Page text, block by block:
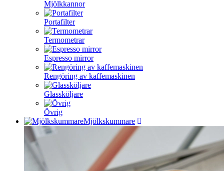
Mjölkkannor
Portafilter
Termometrar
Espresso mirror
Rengöring av kaffemaskinen
Glassköljare
Övrig
Mjölkskummare